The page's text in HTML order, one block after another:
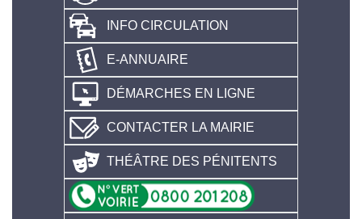
INFO CIRCULATION
E-ANNUAIRE
DÉMARCHES EN LIGNE
CONTACTER LA MAIRIE
THÉÂTRE DES PÉNITENTS